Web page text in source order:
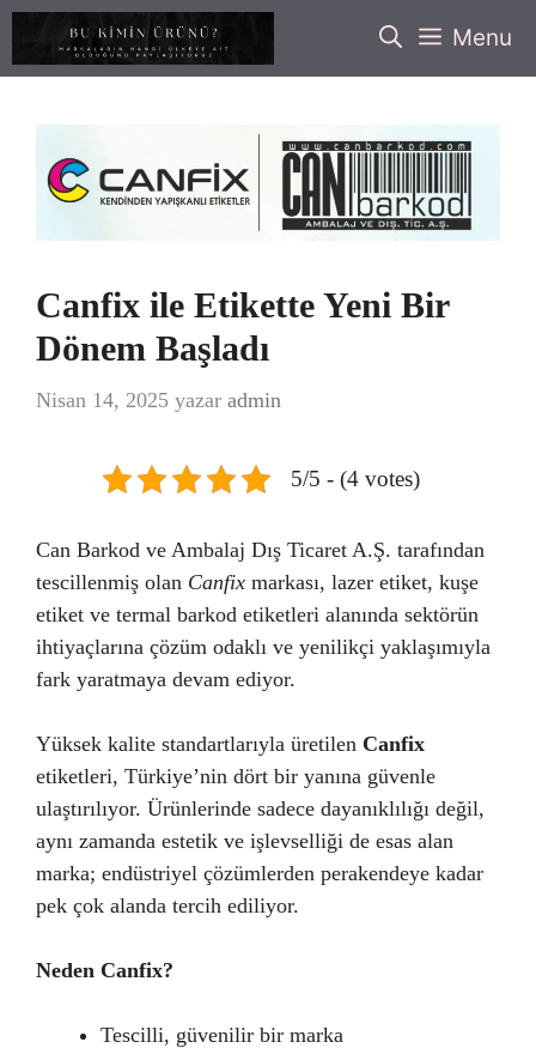
İçeriğe
Menu
Canfix ile Etikette Yeni Bir
Dönem Başladı
Nisan 14, 2025 yazar admin
5/5 - (4 votes)
Can Barkod ve Ambalaj Dış Ticaret A.Ş. tarafından
tescillenmiş olan Canfix markası, lazer etiket, kuşe
etiket ve termal barkod etiketleri alanında sektörün
ihtiyaçlarına çözüm odaklı ve yenilikçi yaklaşımıyla
fark yaratmaya devam ediyor.
Yüksek kalite standartlarıyla üretilen Canfix
etiketleri, Türkiye’nin dört bir yanına güvenle
ulaştırılıyor. Ürünlerinde sadece dayanıklılığı değil,
aynı zamanda estetik ve işlevselliği de esas alan
marka; endüstriyel çözümlerden perakendeye kadar
pek çok alanda tercih ediliyor.
Neden Canfix?
Tescilli, güvenilir bir marka